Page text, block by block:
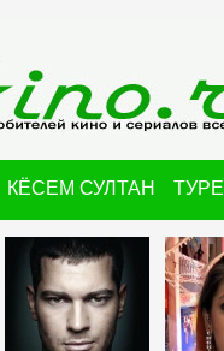
КЁСЕМ СУЛТАН